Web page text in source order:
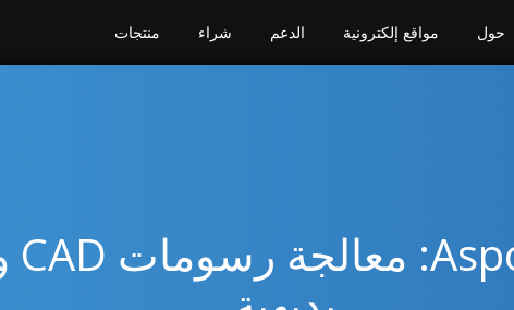
منتجات شراء الدعم مواقع إلكترونية حول